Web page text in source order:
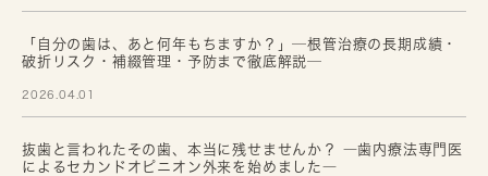
「自分の歯は、あと何年もちますか？」─根管治療の長期成績・
破折リスク・補綴管理・予防まで徹底解説─
2026.04.01
抜歯と言われたその歯、本当に残せませんか？ ―歯内療法専門医
によるセカンドオピニオン外来を始めました―